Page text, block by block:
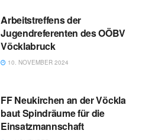
Arbeitstreffens der
Jugendreferenten des OÖBV
Vöcklabruck
10. NOVEMBER 2024
FF Neukirchen an der Vöckla
baut Spindräume für die
Einsatzmannschaft